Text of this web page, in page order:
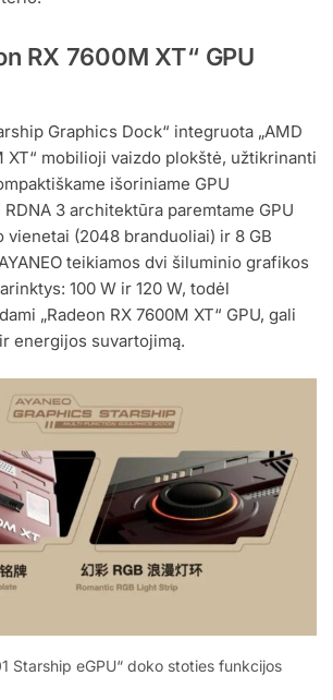
RX 7600M XT“ GPU
Graphics Dock“ integruota „AMD
XT“ mobilioji vaizdo plokštė, užtikrinanti
išoriniame GPU
3 architektūra paremtame GPU
vienetai (2048 branduoliai) ir 8 GB
teikiamos dvi šiluminio grafikos
100 W ir 120 W, todėl
„Radeon RX 7600M XT“ GPU, gali
energijos suvartojimą.
Starship eGPU“ doko stoties funkcijos